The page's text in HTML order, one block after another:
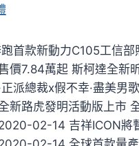
首款新動力C105工信部
價7.84萬起 斯柯達全新
正派總裁x假不幸·盡美男
新路虎發明活動版上市
02-14 吉祥ICON將